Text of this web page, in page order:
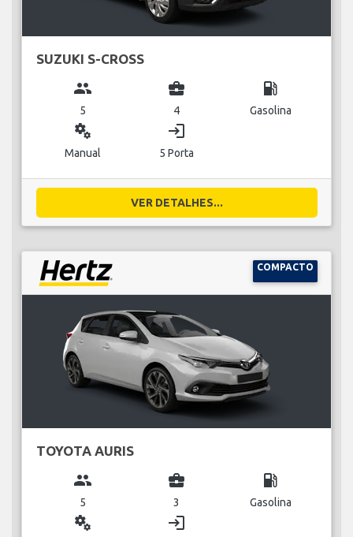
SUZUKI S-CROSS
group
5
business_center
4
local_gas_station
Gasolina
miscellaneous_services
Manual
login
5 Porta
VER DETALHES...
COMPACTO
TOYOTA AURIS
group
5
business_center
3
local_gas_station
Gasolina
miscellaneous_services login